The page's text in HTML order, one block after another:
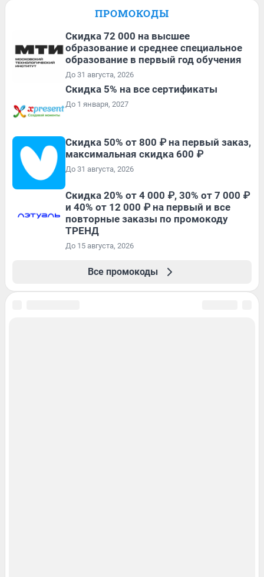
ПРОМОКОДЫ
Скидка 72 000 на высшее
образование и среднее специальное
образование в первый год обучения
До 31 августа, 2026
Скидка 5% на все сертификаты
До 1 января, 2027
Скидка 50% от 800 ₽ на первый заказ,
максимальная скидка 600 ₽
До 31 августа, 2026
Скидка 20% от 4 000 ₽, 30% от 7 000 ₽
и 40% от 12 000 ₽ на первый и все
повторные заказы по промокоду
ТРЕНД
До 15 августа, 2026
Все промокоды